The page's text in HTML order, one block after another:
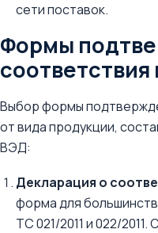
сети поставок.
Формы
Выбор формы
от вида продукции,
ВЭД:
Декларация о
форма для
ТС 021/2011 и 022/